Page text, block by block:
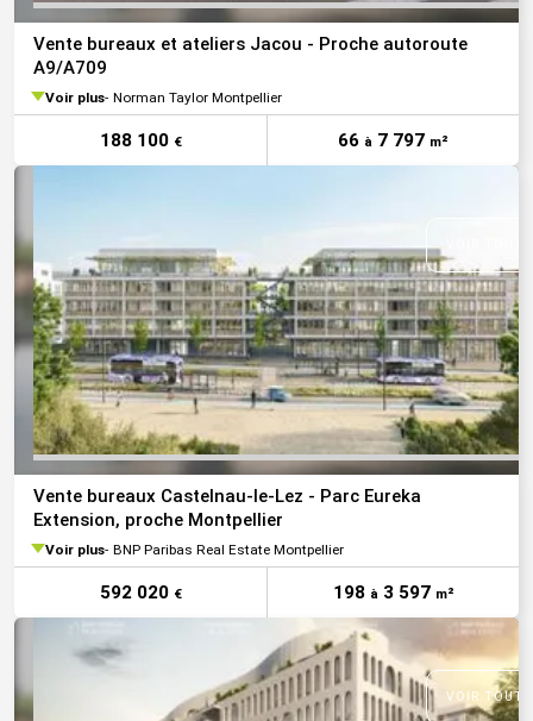
Vente bureaux et ateliers Jacou - Proche autoroute
A9/A709
Voir plus Norman Taylor Montpellier
188 100 € 66 à 7 797 m²
Vente bureaux Castelnau-le-Lez - Parc Eureka
Extension, proche Montpellier
Voir plus BNP Paribas Real Estate Montpellier
592 020 € 198 à3 597 m²
VOIR